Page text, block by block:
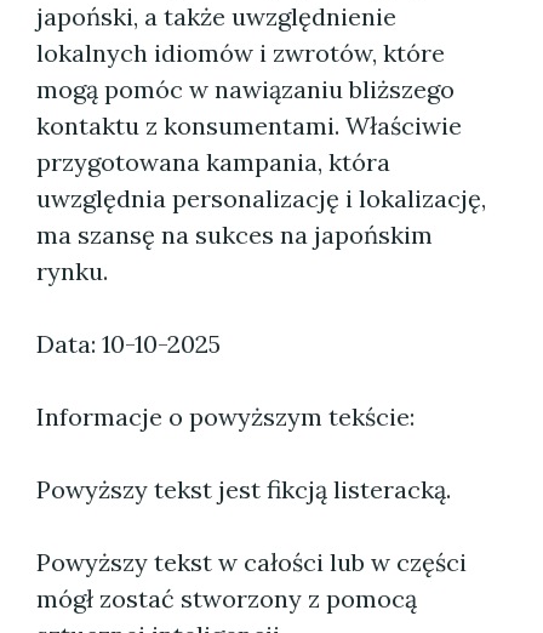
japoński, a także uwzględnienie
lokalnych idiomów i zwrotów, które
mogą pomóc w nawiązaniu bliższego
kontaktu z konsumentami. Właściwie
przygotowana kampania, która
uwzględnia personalizację i lokalizację,
ma szansę na sukces na japońskim
rynku.
Data: 10-10-2025
Informacje o powyższym tekście:
Powyższy tekst jest fikcją listeracką.
Powyższy tekst w całości lub w części
mógł zostać stworzony z pomocą